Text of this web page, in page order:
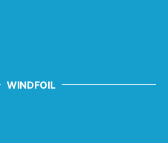
WINDFOIL